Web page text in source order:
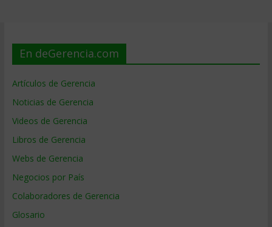
En deGerencia.com
Artículos de Gerencia
Noticias de Gerencia
Videos de Gerencia
Libros de Gerencia
Webs de Gerencia
Negocios por País
Colaboradores de Gerencia
Glosario